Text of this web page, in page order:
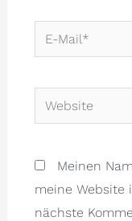
E-
Mail*
Website
Meinen
meine Website
nächste